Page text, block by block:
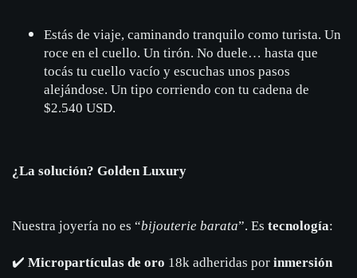
Estás de viaje, caminando tranquilo como turista. Un
roce en el cuello. Un tirón. No duele… hasta que
tocás tu cuello vacío y escuchas unos pasos
alejándose. Un tipo corriendo con tu cadena de
$2.540 USD.
¿La solución? Golden Luxury
Nuestra joyería no es “bijouterie barata”. Es tecnología:
✔️ Micropartículas de oro 18k adheridas por inmersión